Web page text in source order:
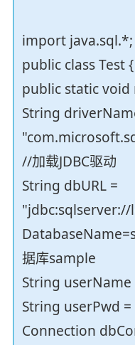
import java.sql.*;
public class Test {
public static
String
//加载JDBC驱动
String dbURL =
"jdbc:sqlserver://
据库sample
String userName
String userPwd
Connection